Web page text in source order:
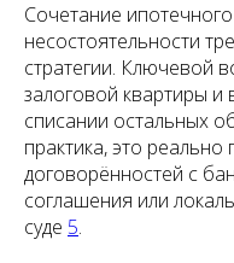
Сочетание
несостоятельности
стратегии. Ключевой
залоговой квартиры
списании остальных
практика, это
договорённостей с
соглашения или
суде 5.